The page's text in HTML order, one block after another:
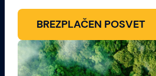
BREZPLAČEN POSVET